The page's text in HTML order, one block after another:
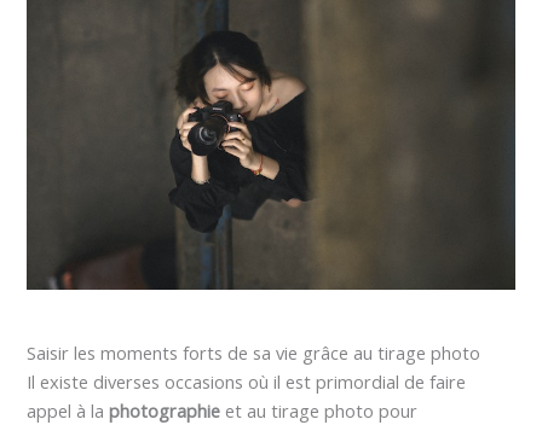
Saisir les moments forts de sa vie grâce au tirage photo
Il existe diverses occasions où il est primordial de faire
appel à laphotographie et au tirage photo pour